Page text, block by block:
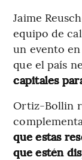
Jaime
equipo de
un evento en
que el país
capitales
Ortiz-Bollin
que estas
que estén